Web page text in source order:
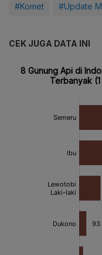
#Komet #Update
CEK JUGA DATA INI